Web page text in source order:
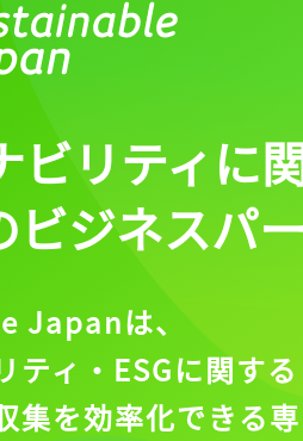
ビリティに
ビジネスパ
Japanは、
ティ・ESGに関する
集を効率化できる